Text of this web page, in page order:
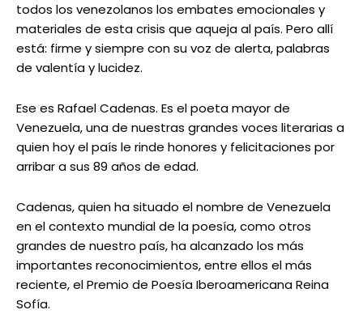
todos los venezolanos los embates emocionales y
materiales de esta crisis que aqueja al país. Pero allí
está: firme y siempre con su voz de alerta, palabras
de valentía y lucidez.
Ese es Rafael Cadenas. Es el poeta mayor de
Venezuela, una de nuestras grandes voces literarias a
quien hoy el país le rinde honores y felicitaciones por
arribar a sus 89 años de edad.
Cadenas, quien ha situado el nombre de Venezuela
en el contexto mundial de la poesía, como otros
grandes de nuestro país, ha alcanzado los más
importantes reconocimientos, entre ellos el más
reciente, el Premio de Poesía Iberoamericana Reina
Sofía.